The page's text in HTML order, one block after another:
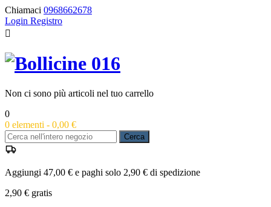
Chiamaci 0968662678
Login Registro

Non ci sono più articoli nel tuo carrello
0
0 elementi - 0,00 €
Cerca
Aggiungi 47,00 € e paghi solo 2,90 € di spedizione
2,90 € gratis